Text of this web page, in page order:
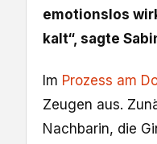
emotionslos
kalt“, sagte
Im Prozess am
Zeugen aus.
Nachbarin, die